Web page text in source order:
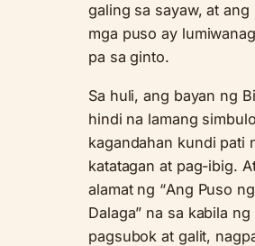
galing sa sayaw, at ang
mga puso ay
pa sa ginto.
Sa huli, ang bayan ng
hindi na lamang
kagandahan kundi pati
katatagan at pag-ibig.
alamat ng “Ang Puso
Dalaga” na sa kabila
pagsubok at galit,